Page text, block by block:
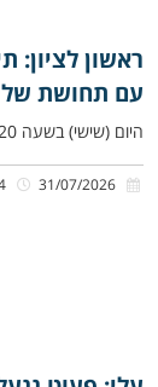
ראשון לציון:
עם תחושת
היום (שישי) בשעה 12:20, התקבלה קריאה במוקד ידידים אודות תינוק בן מספר חודשים שננעל ברכב בשגגה לעיני אמו, בקניון הראשונים